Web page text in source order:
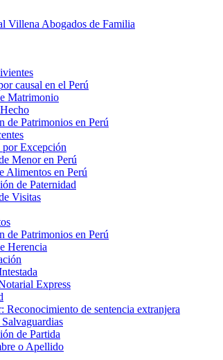
causal en el Perú
Matrimonio
de Patrimonios en Perú
Excepción
Menor en Perú
Alimentos en Perú
de Paternidad
Visitas
de Patrimonios en Perú
Herencia
Express
Reconocimiento de sentencia extranjera
de Partida
o Apellido